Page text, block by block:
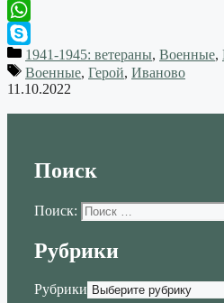
Viber
WhatsApp
Skype1941-1945: ветераны, Военные,
Военные, Герой, Иваново
11.10.2022
Поиск
Поиск:
Рубрики
Рубрики